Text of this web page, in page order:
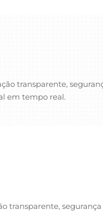
transparente,
em tempo real.